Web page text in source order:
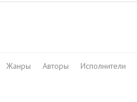
Жанры Авторы Исполнители